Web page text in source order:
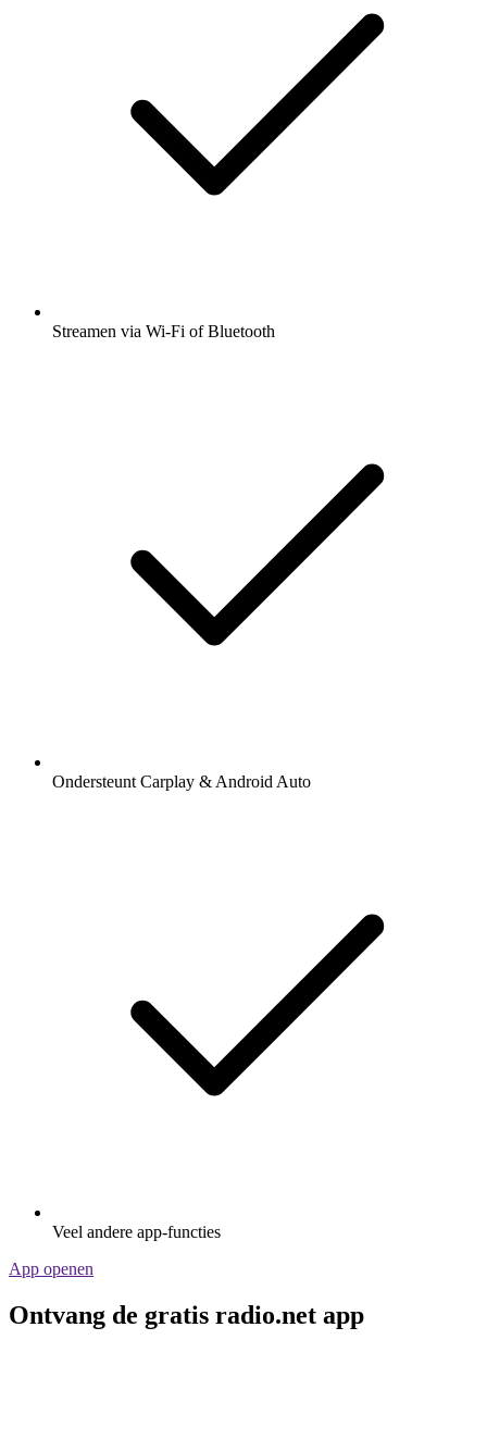
Streamen via Wi-Fi of Bluetooth
Ondersteunt Carplay & Android Auto
Veel andere app-functies
App openen
Ontvang de gratis radio.net app